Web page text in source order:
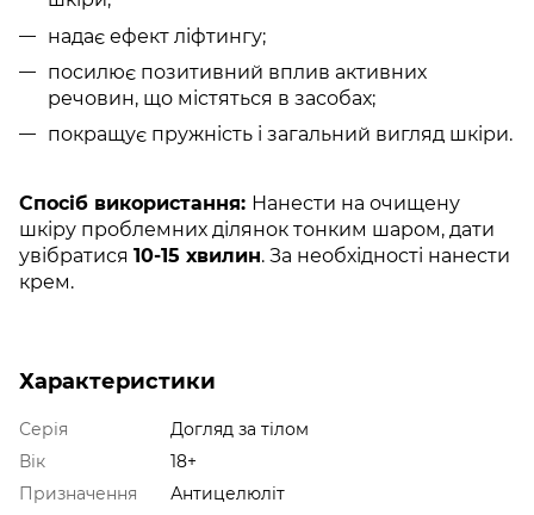
надає ефект ліфтингу;
посилює позитивний вплив активних
речовин, що містяться в засобах;
покращує пружність і загальний вигляд шкіри.
Спосіб використання: Нанести на очищену
шкіру проблемних ділянок тонким шаром, дати
увібратися 10-15 хвилин. За необхідності нанести
крем.
Характеристики
Серія
Догляд за тілом
Вік
18+
Призначення
Антицелюліт